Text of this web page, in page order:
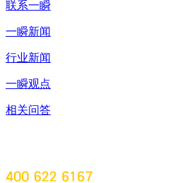
联系一瞬
一瞬新闻
行业新闻
一瞬观点
相关问答